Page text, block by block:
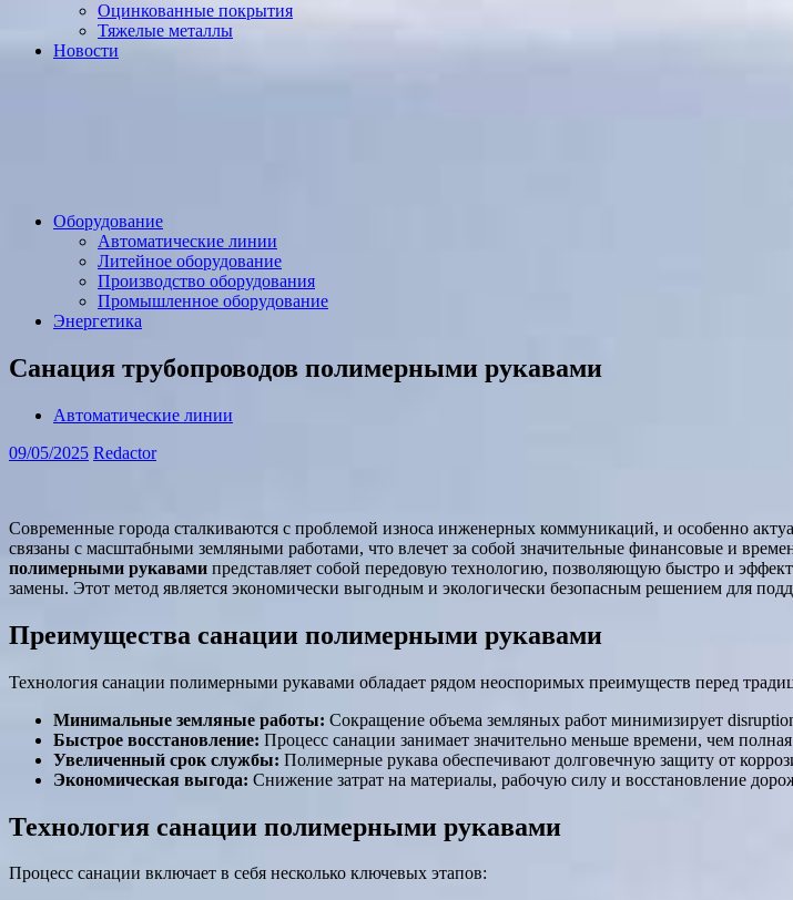
Оцинкованные покрытия
Тяжелые металлы
Новости
Оборудование
Автоматические линии
Литейное оборудование
Производство оборудования
Промышленное оборудование
Энергетика
Санация трубопроводов полимерными рукавами
Автоматические линии
09/05/2025 Redactor
Современные города сталкиваются с проблемой износа инженерных коммуникаций, и особенно
связаны с масштабными земляными работами, что влечет за собой значительные финансовые и
полимерными рукавами представляет собой передовую технологию, позволяющую быстро и
замены. Этот метод является экономически выгодным и экологически безопасным решением для
Преимущества санации полимерными рукавами
Технология санации полимерными рукавами обладает рядом неоспоримых преимуществ перед
Минимальные земляные работы: Сокращение объема земляных работ минимизирует
Быстрое восстановление: Процесс санации занимает значительно меньше времени, чем
Увеличенный срок службы: Полимерные рукава обеспечивают долговечную защиту от
Экономическая выгода: Снижение затрат на материалы, рабочую силу и восстановление
Технология санации полимерными рукавами
Процесс санации включает в себя несколько ключевых этапов: